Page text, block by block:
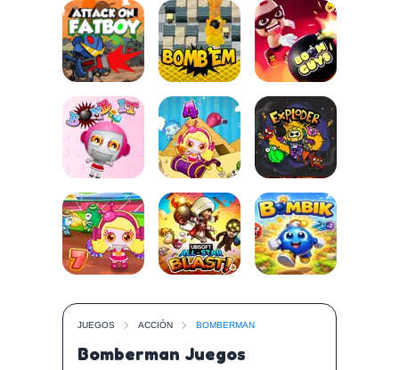
JUEGOS ACCIÓN BOMBERMAN
Bomberman Juegos